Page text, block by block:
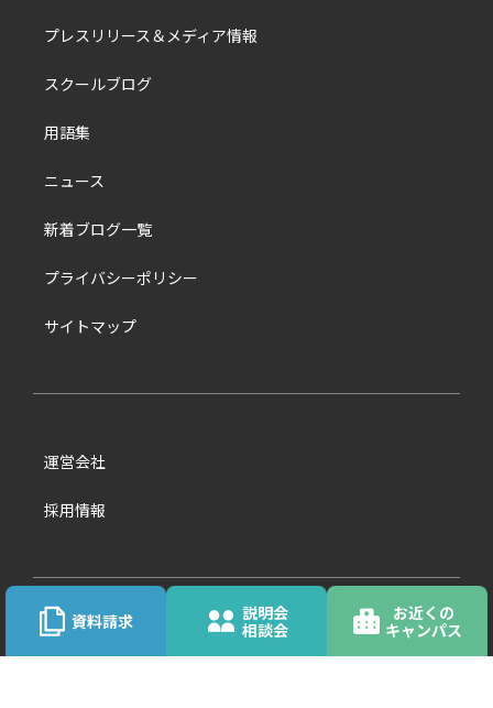
プレスリリース＆メディア情報
スクールブログ
用語集
ニュース
新着ブログ一覧
プライバシーポリシー
サイトマップ
運営会社
採用情報
お問い合わせ先一覧
資料請求
説明会
相談会
お近くの
キャンパス